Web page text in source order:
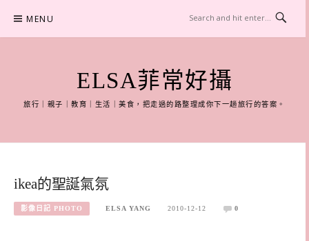
content
MENU
ELSA菲常好攝
旅行｜親子｜教育｜生活｜美食，把走過的路整理成你下一趟旅行的答案。
ikea的聖誕氣氛
影像日記 PHOTO ELSA YANG 2010-12-12 0